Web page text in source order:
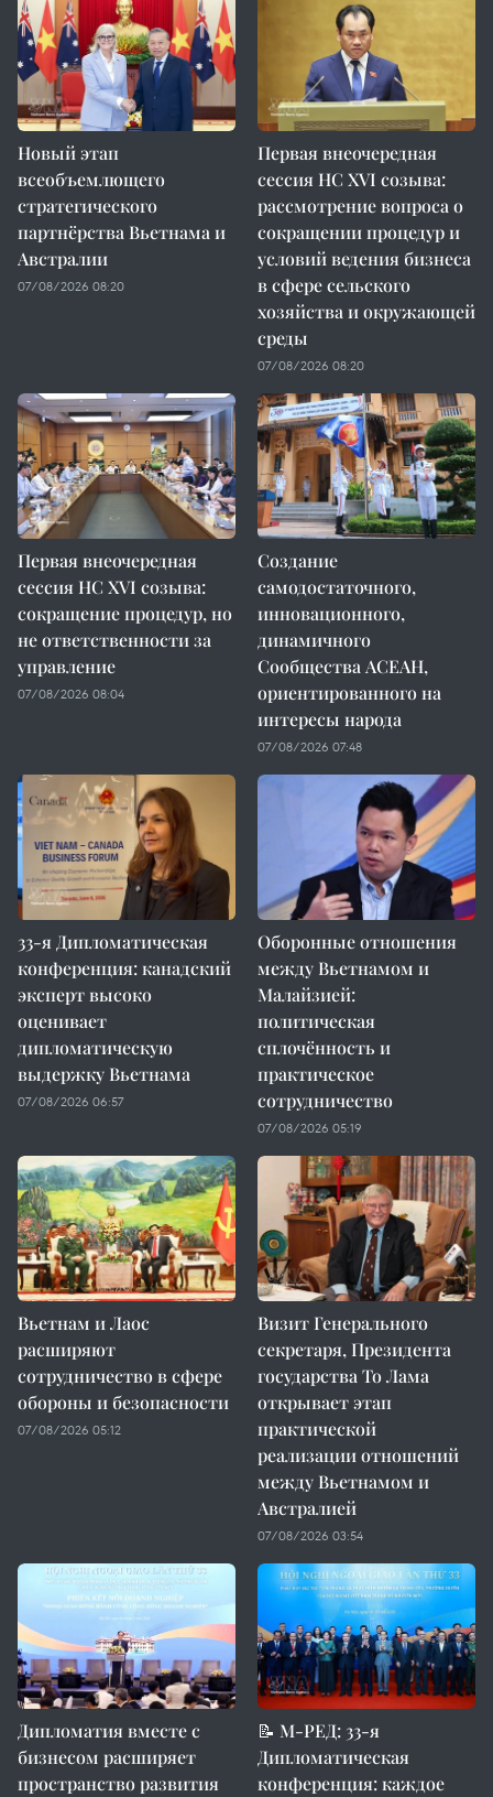
Новый этап
всеобъемлющего
стратегического
партнёрства Вьетнама и
Австралии
07/08/2026 08:20
Первая внеочередная
сессия НС XVI созыва:
рассмотрение вопроса о
сокращении процедур и
условий ведения бизнеса
в сфере сельского
хозяйства и окружающей
среды
07/08/2026 08:20
Первая внеочередная
сессия НС XVI созыва:
сокращение процедур, но
не ответственности за
управление
07/08/2026 08:04
Создание
самодостаточного,
инновационного,
динамичного
Сообщества АСЕАН,
ориентированного на
интересы народа
07/08/2026 07:48
33-я Дипломатическая
конференция: канадский
эксперт высоко
оценивает
дипломатическую
выдержку Вьетнама
07/08/2026 06:57
Оборонные отношения
между Вьетнамом и
Малайзией:
политическая
сплочённость и
практическое
сотрудничество
07/08/2026 05:19
Вьетнам и Лаос
расширяют
сотрудничество в сфере
обороны и безопасности
07/08/2026 05:12
Визит Генерального
секретаря, Президента
государства То Лама
открывает этап
практической
реализации отношений
между Вьетнамом и
Австралией
07/08/2026 03:54
Дипломатия вместе с
бизнесом расширяет
пространство развития
📝 М-РЕД: 33-я
Дипломатическая
конференция: каждое